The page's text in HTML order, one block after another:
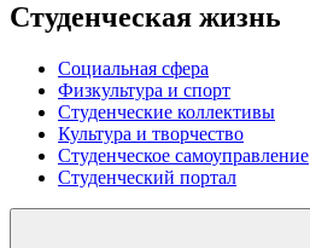
Студенческая жизнь
Социальная сфера
Физкультура и спорт
Студенческие коллективы
Культура и творчество
Студенческое самоуправление
Студенческий портал